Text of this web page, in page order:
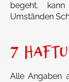
begeht,
Umständen
7
Alle Angaben